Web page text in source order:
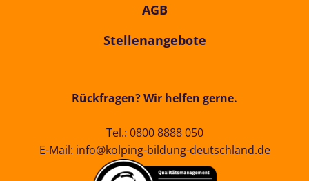
AGB
Stellenangebote
Rückfragen? Wir helfen gerne.
Tel.: 0800 8888 050
E-Mail: info@kolping-bildung-deutschland.de